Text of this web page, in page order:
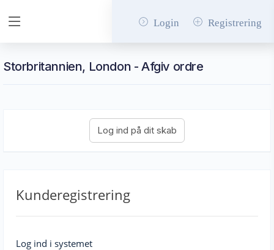
Login Registrering
Storbritannien, London - Afgiv ordre
Kunderegistrering
Log ind i systemet